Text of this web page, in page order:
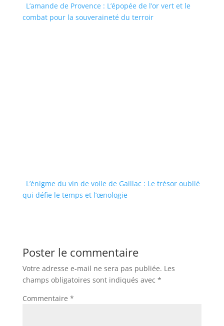
L’amande de Provence : L’épopée de l’or vert et le
combat pour la souveraineté du terroir
L’énigme du vin de voile de Gaillac : Le trésor oublié
qui défie le temps et l’œnologie
Poster le commentaire
Votre adresse e-mail ne sera pas publiée. Les
champs obligatoires sont indiqués avec *
Commentaire *